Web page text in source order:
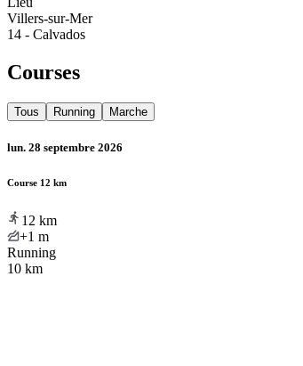
Villers-sur-Mer
14 - Calvados
Courses
Tous Running Marche
lun. 28 septembre 2026
Course 12 km
12 km
+1 m
Running
10 km